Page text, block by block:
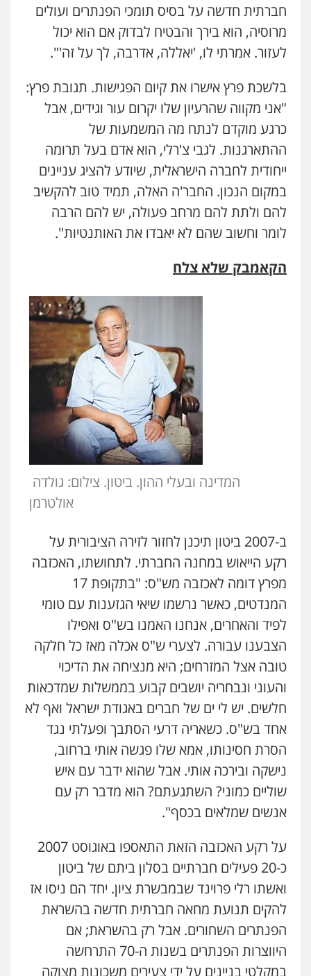
חברתית חדשה על בסיס תומכי הפנתרים ועולים
מרוסיה, הוא בירך והבטיח לבדוק אם הוא יכול
לעזור. אמרתי לו, 'יאללה, אדרבה, לך על זה'".
בלשכת פרץ אישרו את קיום הפגישות. תגובת פרץ:
"אני מקווה שהרעיון שלו יקרום עור וגידים, אבל
כרגע מוקדם לנתח מה המשמעות של
ההתארגנות. לגבי צ'רלי, הוא אדם בעל תרומה
ייחודית לחברה הישראלית, שיודע להציג עניינים
במקום הנכון. החבר'ה האלה, תמיד טוב להקשיב
להם ולתת להם מרחב פעולה, יש להם הרבה
לומר וחשוב שהם לא יאבדו את האותנטיות".
הקאמבק שלא צלח
אולטרמן
ב-2007 ביטון תיכנן לחזור לזירה הציבורית על
רקע הייאוש במחנה החברתי. לתחושתו, האכזבה
מפרץ דומה לאכזבה מש"ס: "בתקופת 17
המנדטים, כאשר נרשמו שיאי הגזענות עם טומי
לפיד והאחרים, אנחנו האמנו בש"ס ואפילו
הצבענו עבורה. לצערי ש"ס אכלה מאז כל חלקה
טובה אצל המזרחים; היא מנציחה את הדיכוי
והעוני ונבחריה יושבים קבוע בממשלות שמדכאות
חלשים. יש לי ים של חברים באגודת ישראל ואף לא
אחד בש"ס. כשאריה דרעי הסתבך ופעלתי נגד
הסרת חסינותו, אמא שלו פגשה אותי ברחוב,
נישקה ובירכה אותי. אבל שהוא ידבר עם איש
שוליים כמוני? השתגעתם? הוא מדבר רק עם
אנשים שמלאים בכסף".
על רקע האכזבה הזאת התאספו באוגוסט 2007
כ-20 פעילים חברתיים בסלון ביתם של ביטון
ואשתו רלי פרוינד שבמבשרת ציון. יחד הם ניסו אז
להקים תנועת מחאה חברתית חדשה בהשראת
הפנתרים השחורים. אבל רק בהשראת; אם
היווצרות הפנתרים בשנות ה-70 התרחשה
במקלטי בניינים על ידי צעירים משכונות מצוקה